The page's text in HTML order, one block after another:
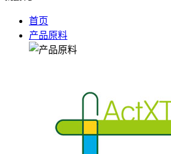
首页
产品原料